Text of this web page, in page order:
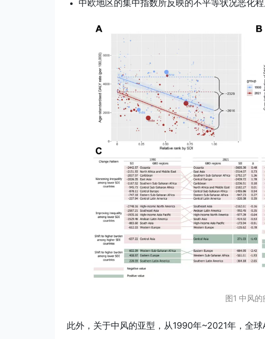
中欧地区的集中指数所反映的不平等状况恶化程
图1 中风的
此外，关于中风的亚型，从1990年~2021年，全